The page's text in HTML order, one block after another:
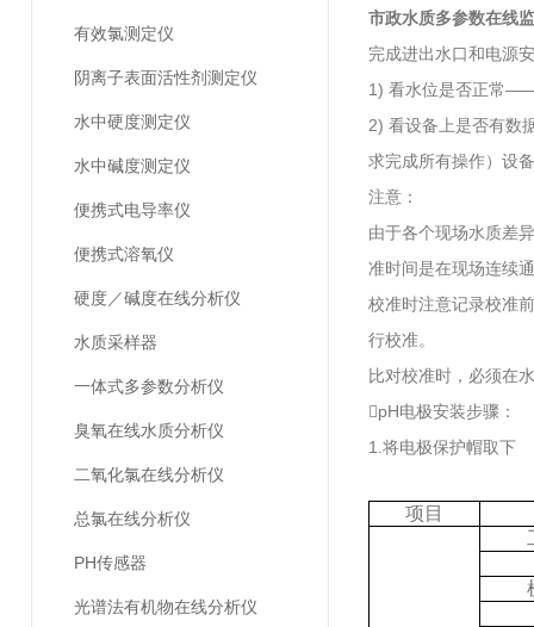
有效氯测定仪
阴离子表面活性剂测定仪
水中硬度测定仪
水中碱度测定仪
便携式电导率仪
便携式溶氧仪
硬度／碱度在线分析仪
水质采样器
一体式多参数分析仪
臭氧在线水质分析仪
二氧化氯在线分析仪
总氯在线分析仪
PH传感器
光谱法有机物在线分析仪
市政水质多参数在线
完成进出水口和电源
1) 看水位是否正常
2) 看设备上是否有数
求完成所有操作）设
注意：
由于各个现场水质差
准时间是在现场连续
校准时注意记录校准
行校准。
比对校准时，必须在
pH电极安装步骤：
1.将电极保护帽取下
项目